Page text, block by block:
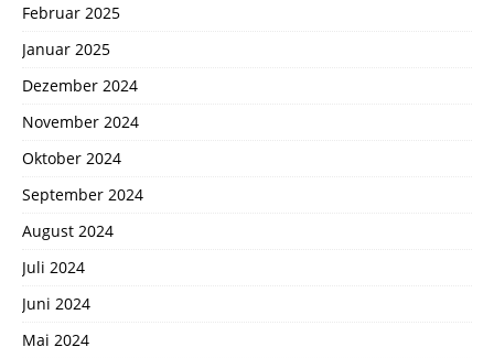
Februar 2025
Januar 2025
Dezember 2024
November 2024
Oktober 2024
September 2024
August 2024
Juli 2024
Juni 2024
Mai 2024